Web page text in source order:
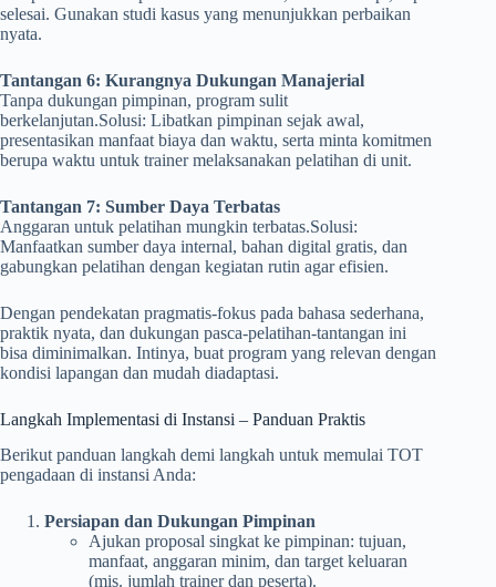
selesai. Gunakan studi kasus yang menunjukkan perbaikan
nyata.
Tantangan 6: Kurangnya Dukungan Manajerial
Tanpa dukungan pimpinan, program sulit
berkelanjutan.Solusi: Libatkan pimpinan sejak awal,
presentasikan manfaat biaya dan waktu, serta minta komitmen
berupa waktu untuk trainer melaksanakan pelatihan di unit.
Tantangan 7: Sumber Daya Terbatas
Anggaran untuk pelatihan mungkin terbatas.Solusi:
Manfaatkan sumber daya internal, bahan digital gratis, dan
gabungkan pelatihan dengan kegiatan rutin agar efisien.
Dengan pendekatan pragmatis-fokus pada bahasa sederhana,
praktik nyata, dan dukungan pasca-pelatihan-tantangan ini
bisa diminimalkan. Intinya, buat program yang relevan dengan
kondisi lapangan dan mudah diadaptasi.
Langkah Implementasi di Instansi – Panduan Praktis
Berikut panduan langkah demi langkah untuk memulai TOT
pengadaan di instansi Anda:
Persiapan dan Dukungan Pimpinan
Ajukan proposal singkat ke pimpinan: tujuan,
manfaat, anggaran minim, dan target keluaran
(mis. jumlah trainer dan peserta).